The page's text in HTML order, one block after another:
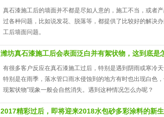
真石漆施工后的墙面并不都是尽如人意的，施工不当，或者
过各种问题，比如说发花、脱落等，都提供了比较好的解决
工后墙面问题。
潍坊真石漆施工后会表面泛白并有絮状物，这到底是
有很多客户反应在真石漆施工过后，特别是遇到阴雨或寒冷
特别是在雨季，落水管口雨水侵蚀到的地方有时也出现白色
现絮状物”现象一般会自然消失。遇到这种情况怎么办呢？
2017精彩过后，即将迎来2018水包砂多彩涂料的新生